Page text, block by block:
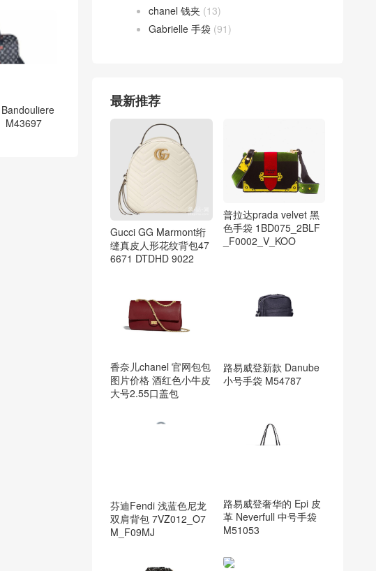
M43697
chanel 钱夹 (13)
Gabrielle 手袋 (91)
最新推荐
Gucci GG Marmont绗
缝真皮人形花纹背包47
6671 DTDHD 9022
普拉达prada velvet 黑
色手袋 1BD075_2BLF
_F0002_V_KOO
香奈儿chanel 官网包包
图片价格 酒红色小牛皮
大号2.55口盖包
路易威登新款 Danube
小号手袋 M54787
芬迪Fendi 浅蓝色尼龙
双肩背包 7VZ012_O7
M_F09MJ
路易威登奢华的 Epi 皮
革 Neverfull 中号手袋
M51053